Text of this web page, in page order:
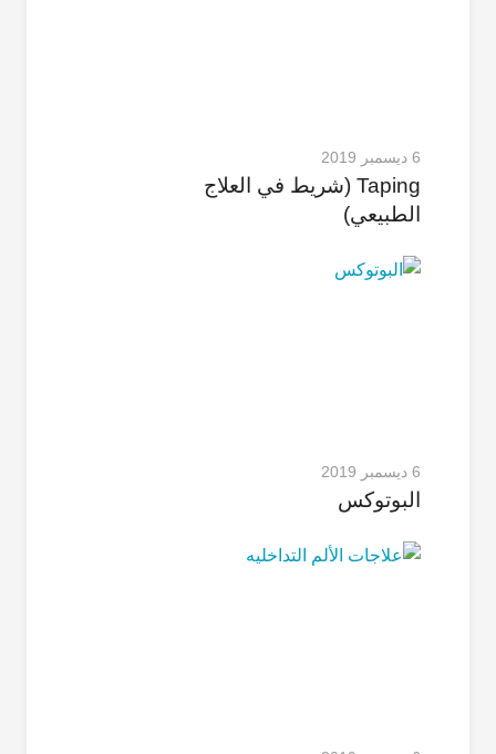
6 ديسمبر 2019
Taping (شريط في العلاج
الطبيعي)
6 ديسمبر 2019
البوتوکس